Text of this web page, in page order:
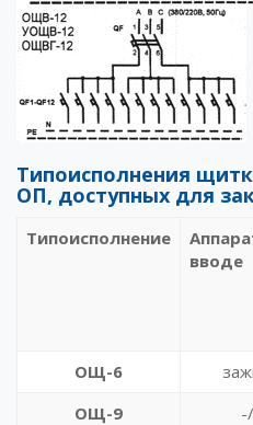
Типоисполнения
ОП, доступных для
Типоисполнение
вводе
ОЩ-6
ОЩ-9